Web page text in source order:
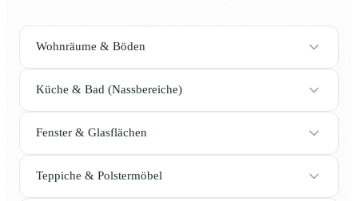
Wohnräume & Böden
Küche & Bad (Nassbereiche)
Fenster & Glasflächen
Teppiche & Polstermöbel